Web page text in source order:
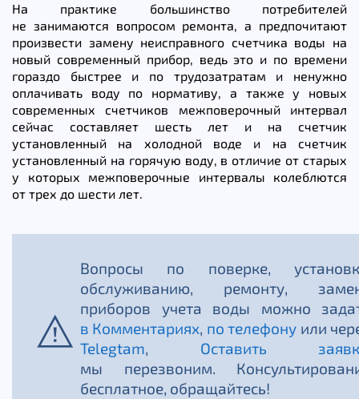
На практике большинство потребителей
не занимаются вопросом ремонта, а предпочитают
произвести замену неисправного счетчика воды на
новый современный прибор, ведь это и по времени
гораздо быстрее и по трудозатратам и ненужно
оплачивать воду по нормативу, а также у новых
современных счетчиков межповерочный интервал
сейчас составляет шесть лет и на счетчик
установленный на холодной воде и на счетчик
установленный на горячую воду, в отличие от старых
у которых межповерочные интервалы колеблются
от трех до шести лет.
Вопросы по поверке,
обслуживанию, ремонту,
приборов учета воды можно
в Комментариях, по телефону или
Telegtam, Оставить
мы перезвоним.
бесплатное, обращайтесь!